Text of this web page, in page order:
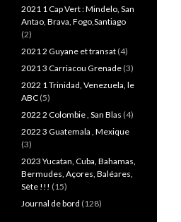
2021 1 Cap Vert : Mindelo, San
Antao, Brava, Fogo,Santiago
(2)
2021 2 Guyane et transat (4)
2021 3 Carriacou Grenade (3)
2022 1 Trinidad, Venezuela, le
ABC (5)
2022 2 Colombie , San Blas (4)
2022 3 Guatemala , Mexique
(3)
2023 Yucatan, Cuba, Bahamas,
Bermudes, Açores, Baléares,
Sète !!! (15)
Journal de bord (128)